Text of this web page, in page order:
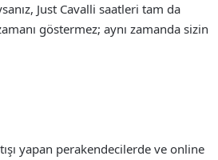
Just Cavalli saatleri tam da
göstermez; aynı zamanda sizin
yapan perakendecilerde ve online